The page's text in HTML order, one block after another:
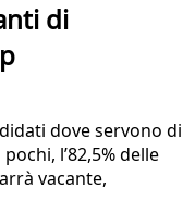
di
dove servono di
l’82,5% delle
vacante,